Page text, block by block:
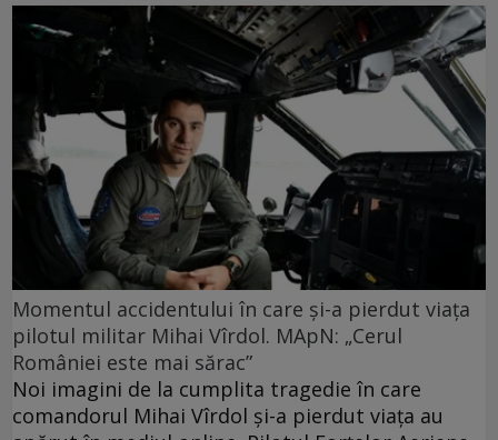
Momentul accidentului în care și-a pierdut viața
pilotul militar Mihai Vîrdol. MApN: „Cerul
României este mai sărac”
Noi imagini de la cumplita tragedie în care
comandorul Mihai Vîrdol și-a pierdut viața au